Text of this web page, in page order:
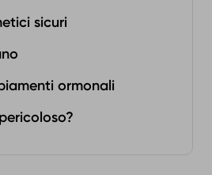
sicuri
ormonali